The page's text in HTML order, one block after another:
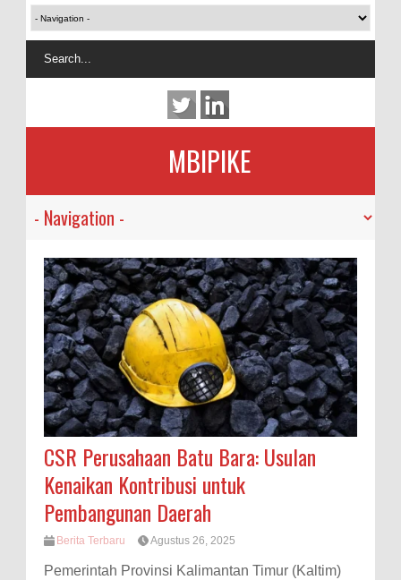
MBIPIKE
CSR Perusahaan Batu Bara: Usulan
Kenaikan Kontribusi untuk
Pembangunan Daerah
Berita Terbaru Agustus 26, 2025
Pemerintah Provinsi Kalimantan Timur (Kaltim)